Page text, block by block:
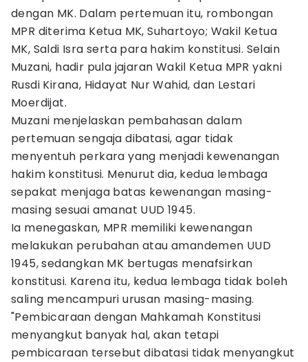
dengan MK. Dalam pertemuan itu, rombongan
MPR diterima Ketua MK, Suhartoyo; Wakil Ketua
MK, Saldi Isra serta para hakim konstitusi. Selain
Muzani, hadir pula jajaran Wakil Ketua MPR yakni
Rusdi Kirana, Hidayat Nur Wahid, dan Lestari
Moerdijat.
Muzani menjelaskan pembahasan dalam
pertemuan sengaja dibatasi, agar tidak
menyentuh perkara yang menjadi kewenangan
hakim konstitusi. Menurut dia, kedua lembaga
sepakat menjaga batas kewenangan masing-
masing sesuai amanat UUD 1945.
Ia menegaskan, MPR memiliki kewenangan
melakukan perubahan atau amandemen UUD
1945, sedangkan MK bertugas menafsirkan
konstitusi. Karena itu, kedua lembaga tidak boleh
saling mencampuri urusan masing-masing.
"Pembicaraan dengan Mahkamah Konstitusi
menyangkut banyak hal, akan tetapi
pembicaraan tersebut dibatasi tidak menyangkut